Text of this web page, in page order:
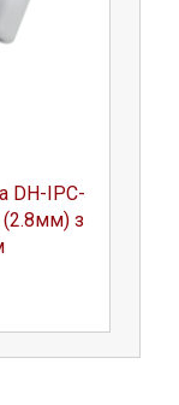
DH-IPC-
з